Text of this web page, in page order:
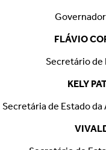
FLÁVIO
Secretário de
KELY
Secretária de Estado da